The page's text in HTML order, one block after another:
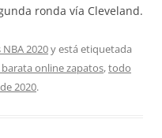
ronda vía Cleveland.
2020y está etiquetada
online zapatos,todo
2020.